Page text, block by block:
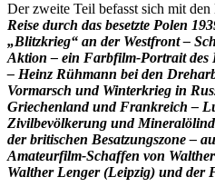
Der zweite Teil befasst sich mit
Reise durch das besetzte Polen
„Blitzkrieg“ an der Westfront –
Aktion – ein Farbfilm-Portrait des
– Heinz Rühmann bei den
Vormarsch und Winterkrieg in
Griechenland und Frankreich –
Zivilbevölkerung und
der britischen Besatzungszone –
Amateurfilm-Schaffen von
Walther Lenger (Leipzig) und der